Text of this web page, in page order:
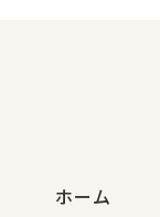
ホーム